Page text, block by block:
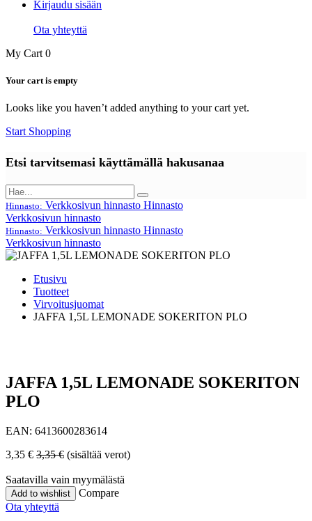
Kirjaudu sisään
Ota yhteyttä
My Cart 0
Your cart is empty
Looks like you haven’t added anything to your cart yet.
Start Shopping
Etsi tarvitsemasi käyttämällä hakusanaa
Hinnasto: Verkkosivun hinnasto Hinnasto
Verkkosivun hinnasto
Hinnasto: Verkkosivun hinnasto Hinnasto
Verkkosivun hinnasto
Etusivu
Tuotteet
Virvoitusjuomat
JAFFA 1,5L LEMONADE SOKERITON PLO
JAFFA 1,5L LEMONADE SOKERITON
PLO
EAN: 6413600283614
3,35 € 3,35€ (sisältää verot)
Saatavilla vain myymälästä
Add to wishlist
Compare
Ota yhteyttä